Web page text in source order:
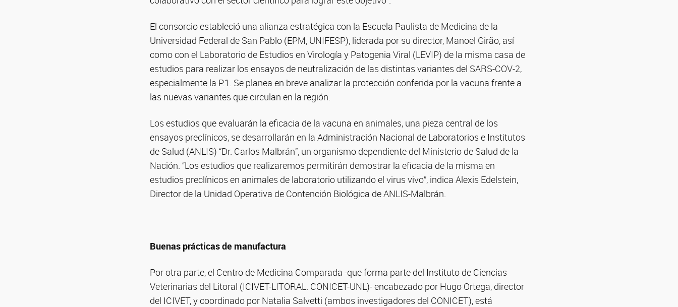
El consorcio estableció una alianza estratégica con la Escuela Paulista de Medicina de la
Universidad Federal de San Pablo (EPM, UNIFESP), liderada por su director, Manoel Girão, así
como con el Laboratorio de Estudios en Virología y Patogenia Viral (LEVIP) de la misma casa de
estudios para realizar los ensayos de neutralización de las distintas variantes del SARS-COV-2,
especialmente la P.1. Se planea en breve analizar la protección conferida por la vacuna frente a
las nuevas variantes que circulan en la región.
Los estudios que evaluarán la eficacia de la vacuna en animales, una pieza central de los
ensayos preclínicos, se desarrollarán en la Administración Nacional de Laboratorios e Institutos
de Salud (ANLIS) “Dr. Carlos Malbrán”, un organismo dependiente del Ministerio de Salud de la
Nación. “Los estudios que realizaremos permitirán demostrar la eficacia de la misma en
estudios preclínicos en animales de laboratorio utilizando el virus vivo”, indica Alexis Edelstein,
Director de la Unidad Operativa de Contención Biológica de ANLIS-Malbrán.
Buenas prácticas de manufactura
Por otra parte, el Centro de Medicina Comparada -que forma parte del Instituto de Ciencias
Veterinarias del Litoral (ICIVET-LITORAL. CONICET-UNL)- encabezado por Hugo Ortega, director
del ICIVET, y coordinado por Natalia Salvetti (ambos investigadores del CONICET), está